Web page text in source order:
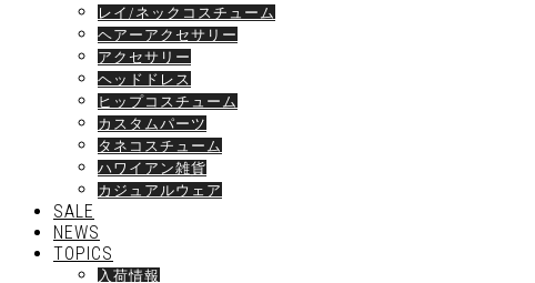
レイ/ネックコスチューム
ヘアーアクセサリー
アクセサリー
ヘッドドレス
ヒップコスチューム
カスタムパーツ
タネコスチューム
ハワイアン雑貨
カジュアルウェア
SALE
NEWS
TOPICS
入荷情報